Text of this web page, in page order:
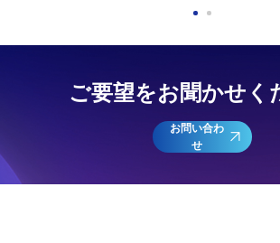
ご要望をお聞かせく
お問い合わ
せ